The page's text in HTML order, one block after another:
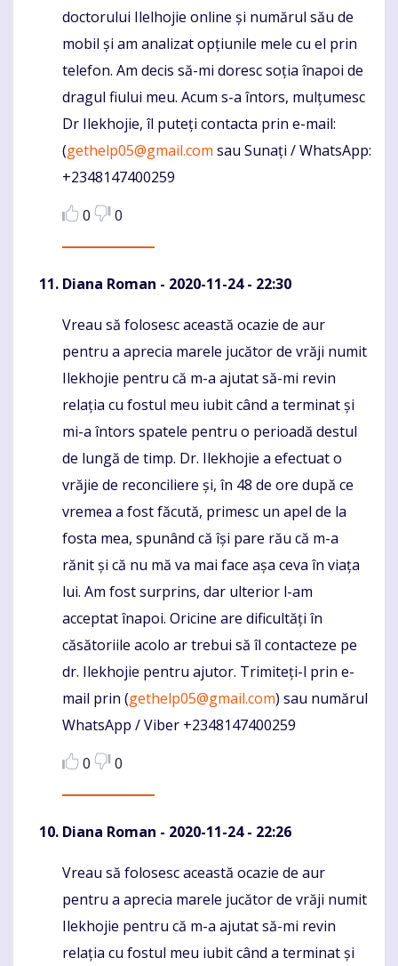
doctorului Ilelhojie online și numărul său de
mobil și am analizat opțiunile mele cu el prin
telefon. Am decis să-mi doresc soția înapoi de
dragul fiului meu. Acum s-a întors, mulțumesc
Dr Ilekhojie, îl puteți contacta prin e-mail:
(gethelp05@gmail.com sau Sunați / WhatsApp:
+2348147400259
0
0
Diana Roman - 2020-11-24 - 22:30
Komentaras
Vreau să folosesc această ocazie de aur
pentru a aprecia marele jucător de vrăji numit
Ilekhojie pentru că m-a ajutat să-mi revin
relația cu fostul meu iubit când a terminat și
mi-a întors spatele pentru o perioadă destul
de lungă de timp. Dr. Ilekhojie a efectuat o
vrăjie de reconciliere și, în 48 de ore după ce
vremea a fost făcută, primesc un apel de la
fosta mea, spunând că își pare rău că m-a
rănit și că nu mă va mai face așa ceva în viața
lui. Am fost surprins, dar ulterior l-am
acceptat înapoi. Oricine are dificultăți în
căsătoriile acolo ar trebui să îl contacteze pe
dr. Ilekhojie pentru ajutor. Trimiteți-l prin e-
mail prin (gethelp05@gmail.com) sau numărul
WhatsApp / Viber +2348147400259
0
0
Diana Roman - 2020-11-24 - 22:26
Komentaras
Vreau să folosesc această ocazie de aur
pentru a aprecia marele jucător de vrăji numit
Ilekhojie pentru că m-a ajutat să-mi revin
relația cu fostul meu iubit când a terminat și